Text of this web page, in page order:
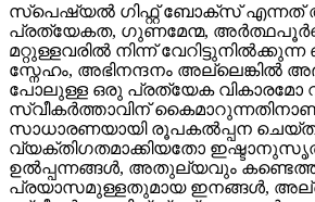
സ്പെഷ്യൽ ഗിഫ്റ്റ് ബോക്സ് എന്നത്
പ്രത്യേകത, ഗുണമേന്മ,
മറ്റുള്ളവരിൽ നിന്ന്
സ്നേഹം, അഭിനന്ദനം അല്ലെങ്കിൽ
പോലുള്ള ഒരു പ്രത്യേക വികാരമോ
സ്വീകർത്താവിന്
സാധാരണയായി രൂപകൽപ്പന
വ്യക്തിഗതമാക്കിയതോ
ഉൽപ്പന്നങ്ങൾ, അതുല്യവും
പ്രയാസമുള്ളതുമായ ഇനങ്ങൾ,